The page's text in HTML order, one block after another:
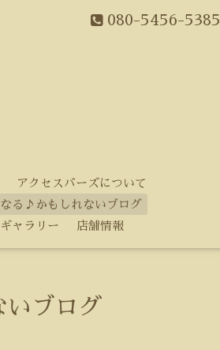
080-5456-5385
アクセスバーズについて
る♪かもしれないブログ
ャラリー 店舗情報
ブログ